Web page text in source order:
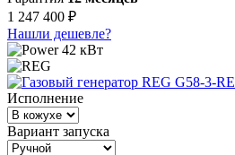
1 247 400 ₽
Нашли дешевле?
42 кВт
Исполнение
Вариант запуска